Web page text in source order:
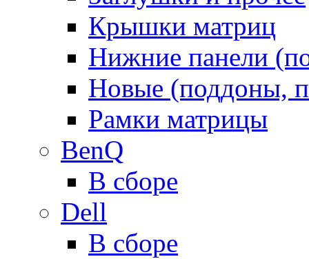
Крышки матриц
Нижние панели
Новые (поддоны,
Рамки матрицы
BenQ
В сборе
Dell
В сборе